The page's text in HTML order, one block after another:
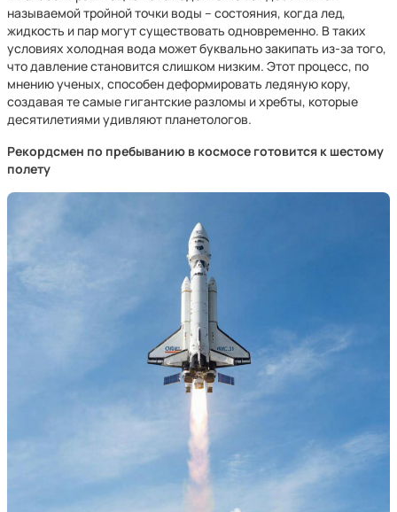
называемой тройной точки воды – состояния, когда лед,
жидкость и пар могут существовать одновременно. В таких
условиях холодная вода может буквально закипать из-за того,
что давление становится слишком низким. Этот процесс, по
мнению ученых, способен деформировать ледяную кору,
создавая те самые гигантские разломы и хребты, которые
десятилетиями удивляют планетологов.
Рекордсмен по пребыванию в космосе готовится к шестому
полету